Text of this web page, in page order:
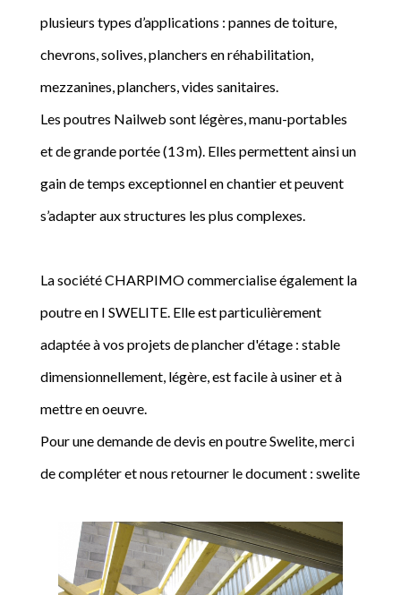
plusieurs types d’applications : pannes de toiture,
chevrons, solives, planchers en réhabilitation,
mezzanines, planchers, vides sanitaires.
Les poutres Nailweb sont légères, manu-portables
et de grande portée (13 m). Elles permettent ainsi un
gain de temps exceptionnel en chantier et peuvent
s’adapter aux structures les plus complexes.
La société CHARPIMO commercialise également la
poutre en I SWELITE. Elle est particulièrement
adaptée à vos projets de plancher d'étage : stable
dimensionnellement, légère, est facile à usiner et à
mettre en oeuvre.
Pour une demande de devis en poutre Swelite, merci
de compléter et nous retourner le document : swelite